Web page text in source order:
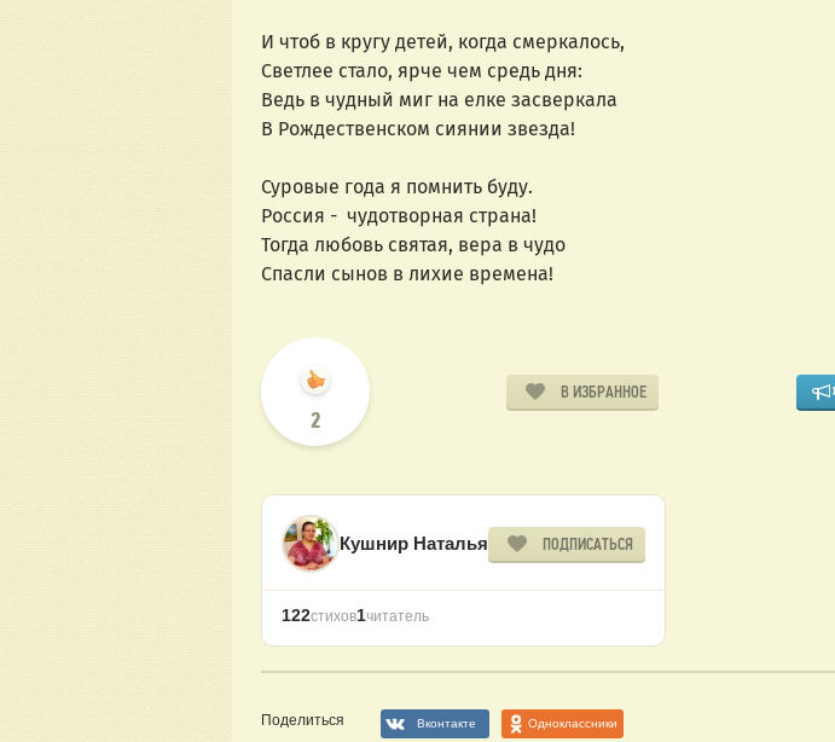
И чтоб в кругу детей, когда смеркалось,
Светлее стало, ярче чем средь дня:
Ведь в чудный миг на елке засверкала
В Рождественском сиянии звезда!
Суровые года я помнить буду.
Россия - чудотворная страна!
Тогда любовь святая, вера в чудо
Спасли сынов в лихие времена!
2
В ИЗБРАННОЕ
Кушнир Наталья ПОДПИСАТЬСЯ
122стихов1читатель
Поделиться Вконтакте Одноклассники